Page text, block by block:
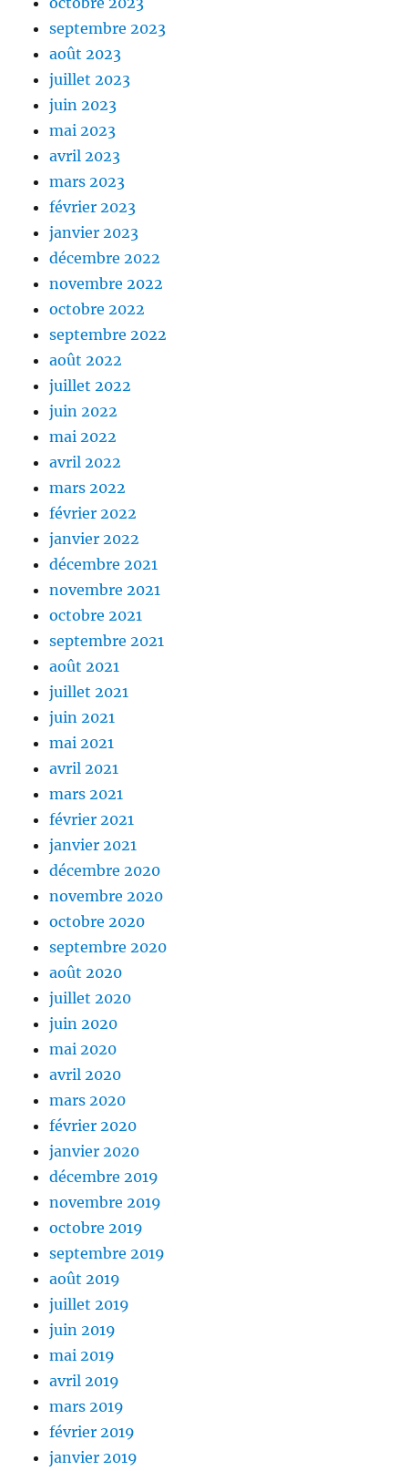
septembre 2023
août 2023
juillet 2023
juin 2023
mai 2023
avril 2023
mars 2023
février 2023
janvier 2023
décembre 2022
novembre 2022
octobre 2022
septembre 2022
août 2022
juillet 2022
juin 2022
mai 2022
avril 2022
mars 2022
février 2022
janvier 2022
décembre 2021
novembre 2021
octobre 2021
septembre 2021
août 2021
juillet 2021
juin 2021
mai 2021
avril 2021
mars 2021
février 2021
janvier 2021
décembre 2020
novembre 2020
octobre 2020
septembre 2020
août 2020
juillet 2020
juin 2020
mai 2020
avril 2020
mars 2020
février 2020
janvier 2020
décembre 2019
novembre 2019
octobre 2019
septembre 2019
août 2019
juillet 2019
juin 2019
mai 2019
avril 2019
mars 2019
février 2019
janvier 2019